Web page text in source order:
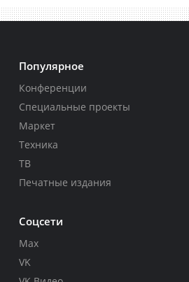
Популярное
Конференции
Специальные проекты
Маркет
Техника
ТВ
Печатные издания
Соцсети
Max
VK